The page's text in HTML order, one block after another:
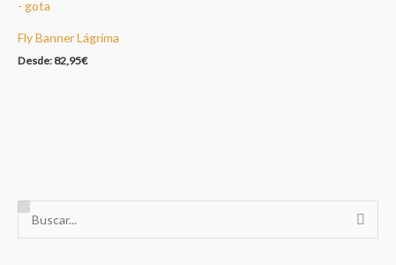
B
u
Fly Banner Lágrima
Desde: 82,95€